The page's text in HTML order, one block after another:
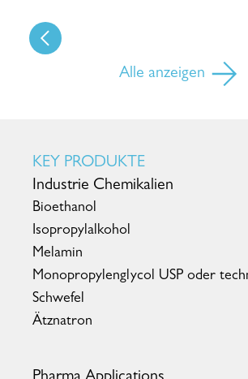
Alle anzeigen
KEY PRODUKTE
Industrie Chemikalien
Bioethanol
Isopropylalkohol
Melamin
Monopropylenglycol USP oder
Schwefel
Ätznatron